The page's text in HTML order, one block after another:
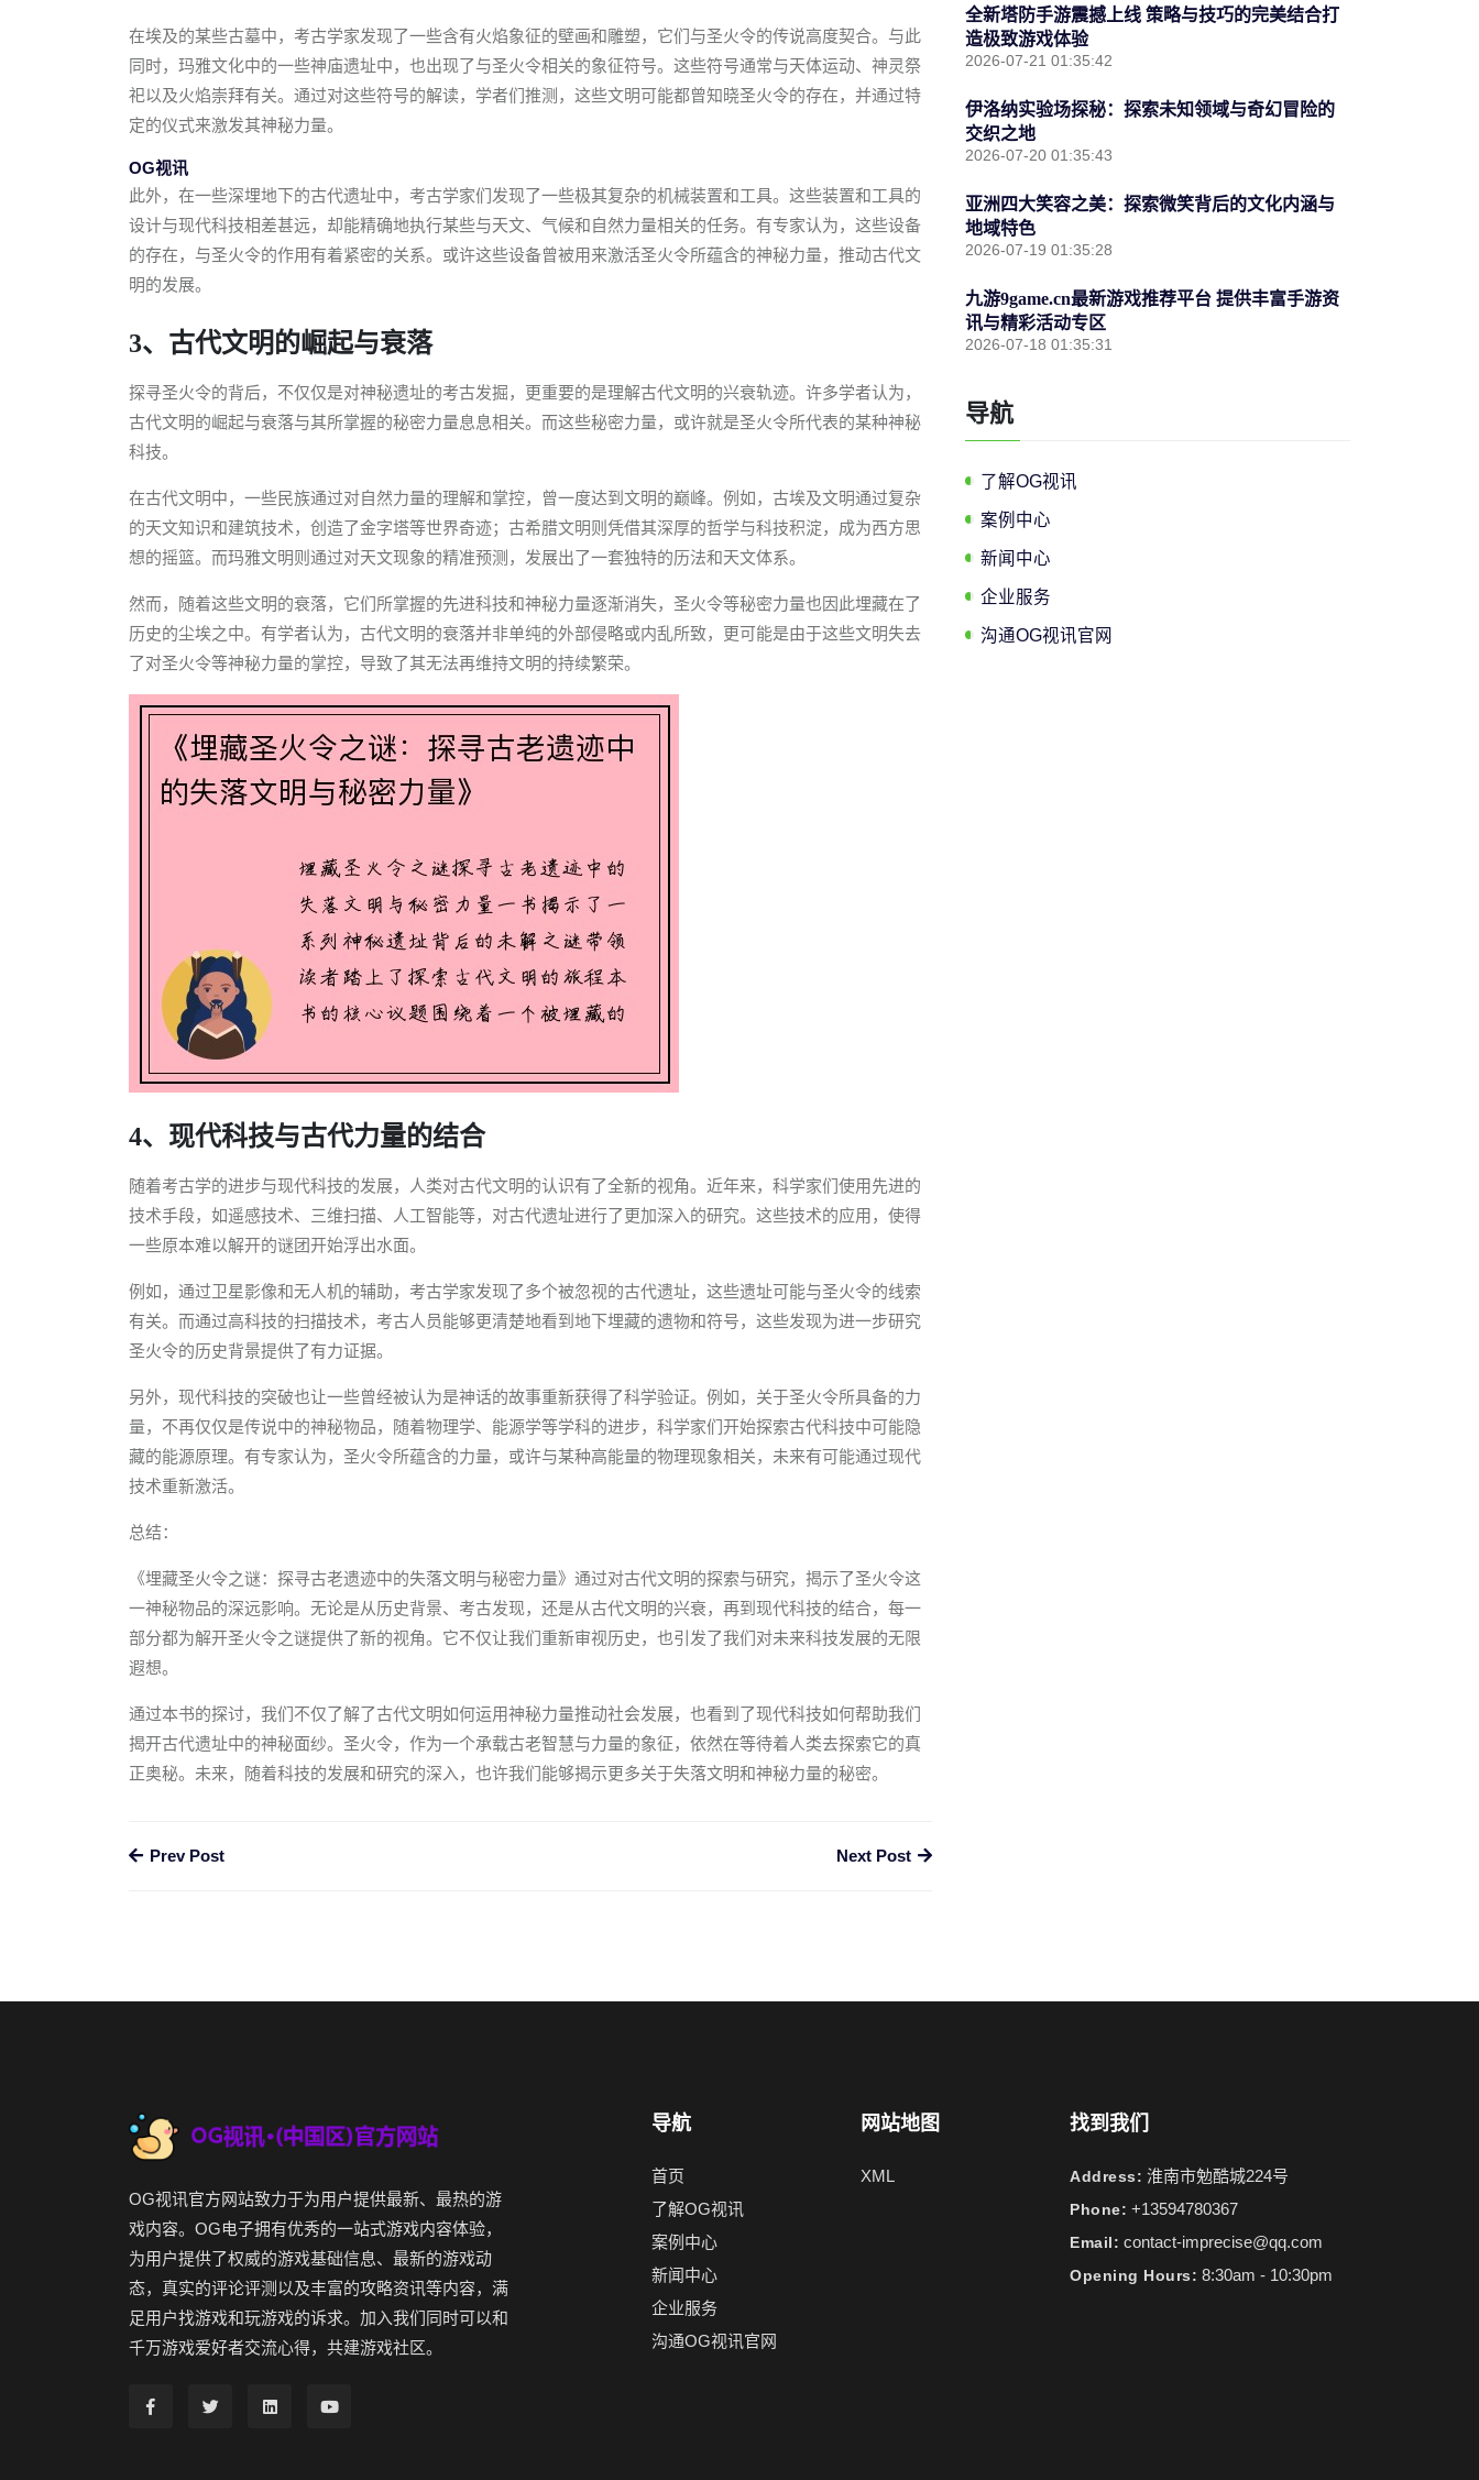
在埃及的某些古墓中，考古学家发现了一些含有火焰象征的壁画和雕塑，它们与圣火令的传说高度契合。与此
同时，玛雅文化中的一些神庙遗址中，也出现了与圣火令相关的象征符号。这些符号通常与天体运动、神灵祭
祀以及火焰崇拜有关。通过对这些符号的解读，学者们推测，这些文明可能都曾知晓圣火令的存在，并通过特
定的仪式来激发其神秘力量。
OG视讯
此外，在一些深埋地下的古代遗址中，考古学家们发现了一些极其复杂的机械装置和工具。这些装置和工具的
设计与现代科技相差甚远，却能精确地执行某些与天文、气候和自然力量相关的任务。有专家认为，这些设备
的存在，与圣火令的作用有着紧密的关系。或许这些设备曾被用来激活圣火令所蕴含的神秘力量，推动古代文
明的发展。
3、古代文明的崛起与衰落
探寻圣火令的背后，不仅仅是对神秘遗址的考古发掘，更重要的是理解古代文明的兴衰轨迹。许多学者认为，
古代文明的崛起与衰落与其所掌握的秘密力量息息相关。而这些秘密力量，或许就是圣火令所代表的某种神秘
科技。
在古代文明中，一些民族通过对自然力量的理解和掌控，曾一度达到文明的巅峰。例如，古埃及文明通过复杂
的天文知识和建筑技术，创造了金字塔等世界奇迹；古希腊文明则凭借其深厚的哲学与科技积淀，成为西方思
想的摇篮。而玛雅文明则通过对天文现象的精准预测，发展出了一套独特的历法和天文体系。
然而，随着这些文明的衰落，它们所掌握的先进科技和神秘力量逐渐消失，圣火令等秘密力量也因此埋藏在了
历史的尘埃之中。有学者认为，古代文明的衰落并非单纯的外部侵略或内乱所致，更可能是由于这些文明失去
了对圣火令等神秘力量的掌控，导致了其无法再维持文明的持续繁荣。
4、现代科技与古代力量的结合
随着考古学的进步与现代科技的发展，人类对古代文明的认识有了全新的视角。近年来，科学家们使用先进的
技术手段，如遥感技术、三维扫描、人工智能等，对古代遗址进行了更加深入的研究。这些技术的应用，使得
一些原本难以解开的谜团开始浮出水面。
例如，通过卫星影像和无人机的辅助，考古学家发现了多个被忽视的古代遗址，这些遗址可能与圣火令的线索
有关。而通过高科技的扫描技术，考古人员能够更清楚地看到地下埋藏的遗物和符号，这些发现为进一步研究
圣火令的历史背景提供了有力证据。
另外，现代科技的突破也让一些曾经被认为是神话的故事重新获得了科学验证。例如，关于圣火令所具备的力
量，不再仅仅是传说中的神秘物品，随着物理学、能源学等学科的进步，科学家们开始探索古代科技中可能隐
藏的能源原理。有专家认为，圣火令所蕴含的力量，或许与某种高能量的物理现象相关，未来有可能通过现代
技术重新激活。
总结：
《埋藏圣火令之谜：探寻古老遗迹中的失落文明与秘密力量》通过对古代文明的探索与研究，揭示了圣火令这
一神秘物品的深远影响。无论是从历史背景、考古发现，还是从古代文明的兴衰，再到现代科技的结合，每一
部分都为解开圣火令之谜提供了新的视角。它不仅让我们重新审视历史，也引发了我们对未来科技发展的无限
遐想。
通过本书的探讨，我们不仅了解了古代文明如何运用神秘力量推动社会发展，也看到了现代科技如何帮助我们
揭开古代遗址中的神秘面纱。圣火令，作为一个承载古老智慧与力量的象征，依然在等待着人类去探索它的真
正奥秘。未来，随着科技的发展和研究的深入，也许我们能够揭示更多关于失落文明和神秘力量的秘密。
Prev Post Next Post
全新塔防手游震撼上线 策略与技巧的完美结合打
造极致游戏体验
2026-07-21 01:35:42
伊洛纳实验场探秘：探索未知领域与奇幻冒险的
交织之地
2026-07-20 01:35:43
亚洲四大笑容之美：探索微笑背后的文化内涵与
地域特色
2026-07-19 01:35:28
九游9game.cn最新游戏推荐平台 提供丰富手游资
讯与精彩活动专区
2026-07-18 01:35:31
导航
了解OG视讯
案例中心
新闻中心
企业服务
沟通OG视讯官网
OG视讯官方网站致力于为用户提供最新、最热的游
戏内容。OG电子拥有优秀的一站式游戏内容体验，
为用户提供了权威的游戏基础信息、最新的游戏动
态，真实的评论评测以及丰富的攻略资讯等内容，满
足用户找游戏和玩游戏的诉求。加入我们同时可以和
千万游戏爱好者交流心得，共建游戏社区。
导航
首页
了解OG视讯
案例中心
新闻中心
企业服务
沟通OG视讯官网
网站地图
XML
找到我们
Address: 淮南市勉酷城224号
Phone: +13594780367
Email: contact-imprecise@qq.com
Opening Hours: 8:30am - 10:30pm